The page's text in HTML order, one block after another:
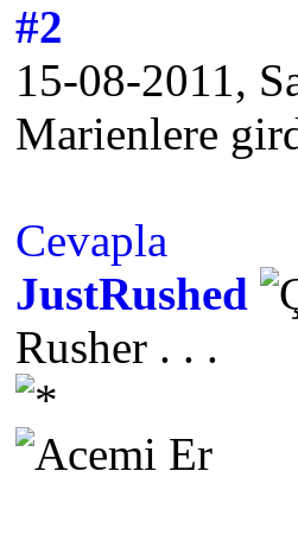
#2
15-08-2011,
Marienlere
Cevapla
JustRushed
Rusher . . .